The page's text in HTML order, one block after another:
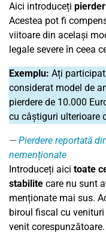
Aici introduceți
Acestea pot fi
viitoare din același
legale severe în ceea
Exemplu: Ați
considerat model de
pierdere de 10.000
cu câștiguri ulterioare
Pierdere reportată
nemenționate
Introduceți aici toate
stabilite care nu sunt
menționate mai sus.
biroul fiscal cu
venit corespunzătoare.